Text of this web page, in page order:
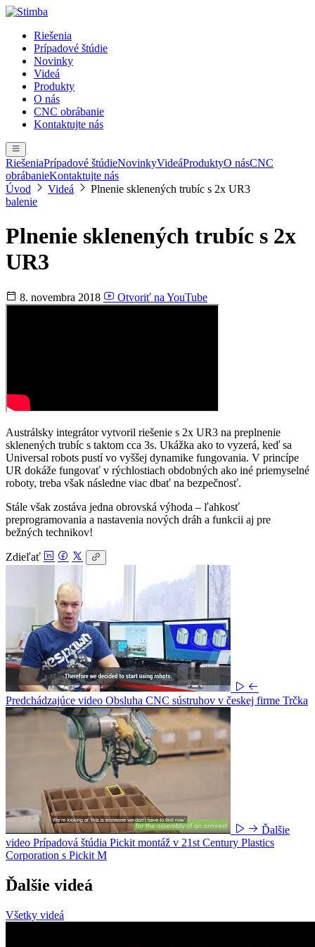
Riešenia
Prípadové štúdie
Novinky
Videá
Produkty
O nás
CNC obrábanie
Kontaktujte nás
RiešeniaPrípadové štúdieNovinkyVideáProduktyO násCNC
obrábanieKontaktujte nás
Úvod
Videá
Plnenie sklenených trubíc s 2x UR3
balenie
Plnenie sklenených trubíc s 2x
UR3
8. novembra 2018 Otvoriť na YouTube
Austrálsky integrátor vytvoril riešenie s 2x UR3 na preplnenie
sklenených trubíc s taktom cca 3s. Ukážka ako to vyzerá, keď sa
Universal robots pustí vo vyššej dynamike fungovania. V princípe
UR dokáže fungovať v rýchlostiach obdobných ako iné priemyselné
roboty, treba však následne viac dbať na bezpečnosť.
Stále však zostáva jedna obrovská výhoda – ľahkosť
preprogramovania a nastavenia nových dráh a funkcii aj pre
bežných technikov!
Zdieľať
Predchádzajúce video Obsluha CNC sústruhov v českej firme Trčka
Ďalšie
video Prípadová štúdia Pickit montáž v 21st Century Plastics
Corporation s Pickit M
Ďalšie videá
Všetky videá